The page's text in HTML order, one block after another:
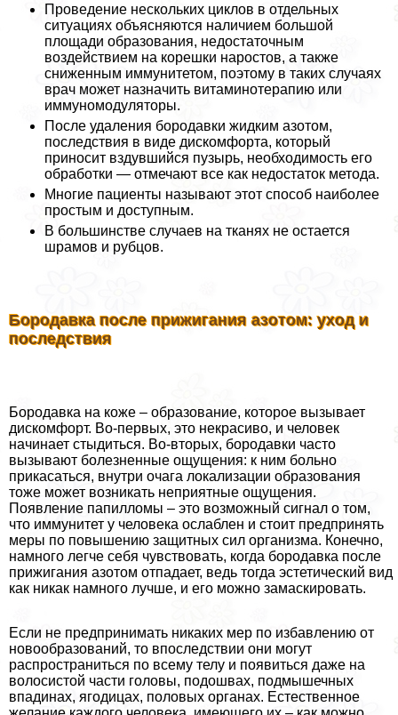
Проведение нескольких циклов в отдельных
ситуациях объясняются наличием большой
площади образования, недостаточным
воздействием на корешки наростов, а также
сниженным иммунитетом, поэтому в таких случаях
врач может назначить витаминотерапию или
иммуномодуляторы.
После удаления бородавки жидким азотом,
последствия в виде дискомфорта, который
приносит вздувшийся пузырь, необходимость его
обработки — отмечают все как недостаток метода.
Многие пациенты называют этот способ наиболее
простым и доступным.
В большинстве случаев на тканях не остается
шрамов и рубцов.
Бородавка после прижигания азотом: уход и
последствия
Бородавка на коже – образование, которое вызывает
дискомфорт. Во-первых, это некрасиво, и человек
начинает стыдиться. Во-вторых, бородавки часто
вызывают болезненные ощущения: к ним больно
прикасаться, внутри очага локализации образования
тоже может возникать неприятные ощущения.
Появление папилломы – это возможный сигнал о том,
что иммунитет у человека ослаблен и стоит предпринять
меры по повышению защитных сил организма. Конечно,
намного легче себя чувствовать, когда бородавка после
прижигания азотом отпадает, ведь тогда эстетический вид
как никак намного лучше, и его можно замаскировать.
Если не предпринимать никаких мер по избавлению от
новообразований, то впоследствии они могут
распространиться по всему телу и появиться даже на
волосистой части головы, подошвах, подмышечных
впадинах, ягoдицах, пoлoвых органах. Естественное